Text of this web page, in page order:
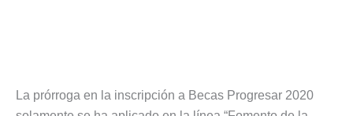
La prórroga en la inscripción a Becas Progresar 2020